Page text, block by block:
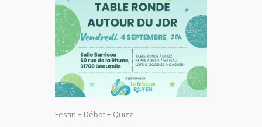
Festin + Débat + Quizz